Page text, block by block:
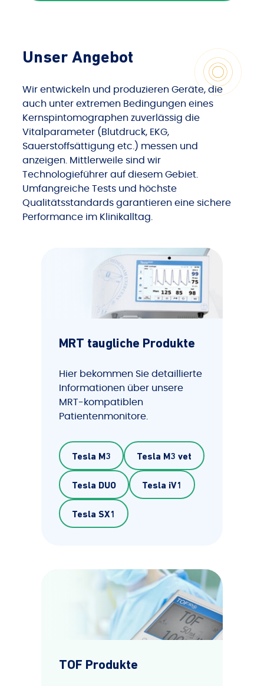
Unser Angebot
Wir entwickeln und produzieren Geräte, die
auch unter extremen Bedingungen eines
Kernspintomographen zuverlässig die
Vitalparameter (Blutdruck, EKG,
Sauerstoffsättigung etc.) messen und
anzeigen. Mittlerweile sind wir
Technologieführer auf diesem Gebiet.
Umfangreiche Tests und höchste
Qualitätsstandards garantieren eine sichere
Performance im Klinikalltag.
MRT taugliche Produkte
Hier bekommen Sie detaillierte
Informationen über unsere
MRT-kompatiblen
Patientenmonitore.
Tesla M3 Tesla M3 vet
Tesla DUO Tesla iV1
Tesla SX1
TOF Produkte